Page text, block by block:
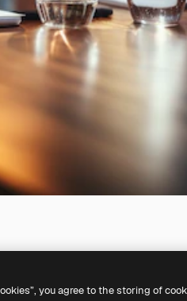
eigene mit unserem KI-Bildgenerator
you agree to the storing of